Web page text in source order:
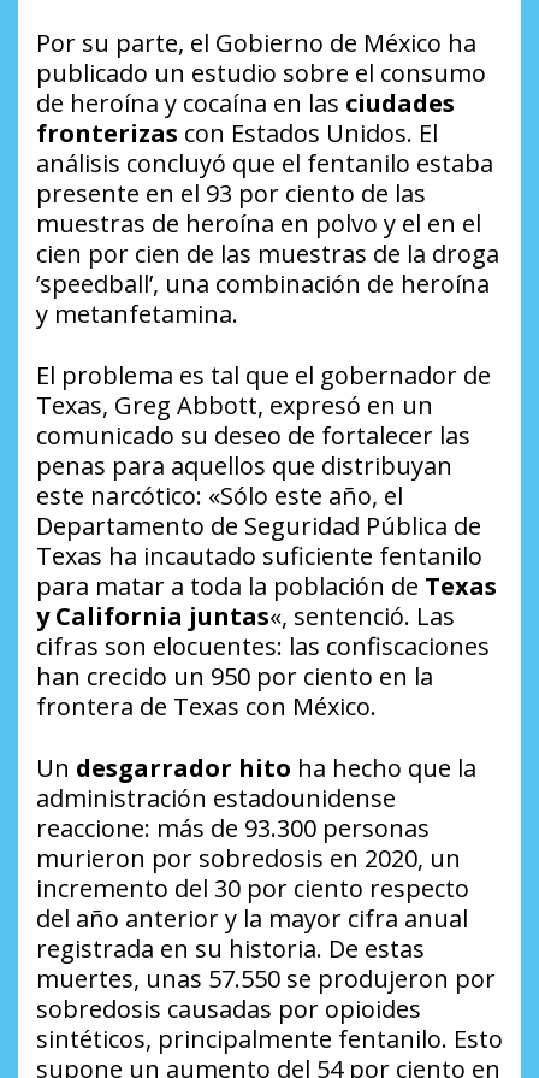
Por su parte, el Gobierno de México ha
publicado un estudio sobre el consumo
de heroína y cocaína en las ciudades
fronterizas con Estados Unidos. El
análisis concluyó que el fentanilo estaba
presente en el 93 por ciento de las
muestras de heroína en polvo y el en el
cien por cien de las muestras de la droga
‘speedball’, una combinación de heroína
y metanfetamina.
El problema es tal que el gobernador de
Texas, Greg Abbott, expresó en un
comunicado su deseo de fortalecer las
penas para aquellos que distribuyan
este narcótico: «Sólo este año, el
Departamento de Seguridad Pública de
Texas ha incautado suficiente fentanilo
para matar a toda la población de Texas
y California juntas«, sentenció. Las
cifras son elocuentes: las confiscaciones
han crecido un 950 por ciento en la
frontera de Texas con México.
Un desgarrador hito ha hecho que la
administración estadounidense
reaccione: más de 93.300 personas
murieron por sobredosis en 2020, un
incremento del 30 por ciento respecto
del año anterior y la mayor cifra anual
registrada en su historia. De estas
muertes, unas 57.550 se produjeron por
sobredosis causadas por opioides
sintéticos, principalmente fentanilo. Esto
supone un aumento del 54 por ciento en